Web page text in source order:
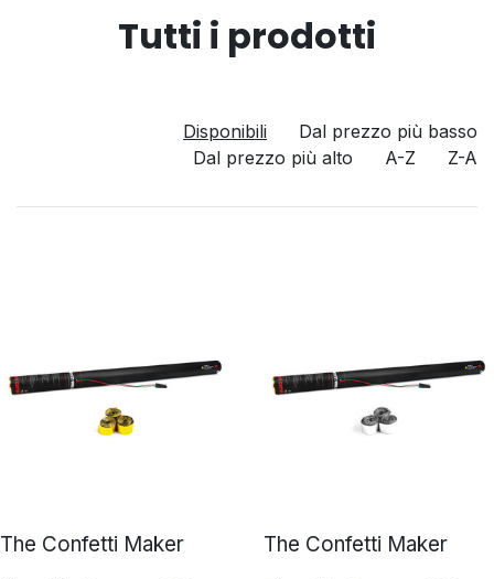
Tutti i prodotti
Disponibili
Dal prezzo più basso
Dal prezzo più alto
A-Z Z-A
The Confetti Maker
The Confetti Maker